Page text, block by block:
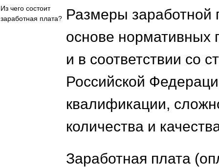
Из чего состоит
заработная плата?
Размеры заработной
основе нормативных
и в соответствии со
Российской
квалификации,
количества и
Заработная плата